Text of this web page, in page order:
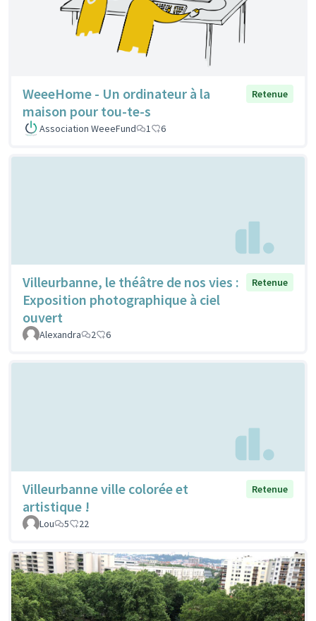
WeeeHome - Un ordinateur à la
maison pour tou-te-s
Retenue
Association WeeeFund 1 6
Villeurbanne, le théâtre de nos vies :
Exposition photographique à ciel
ouvert
Retenue
Alexandra 2 6
Villeurbanne ville colorée et
artistique !
Retenue
Lou 5 22